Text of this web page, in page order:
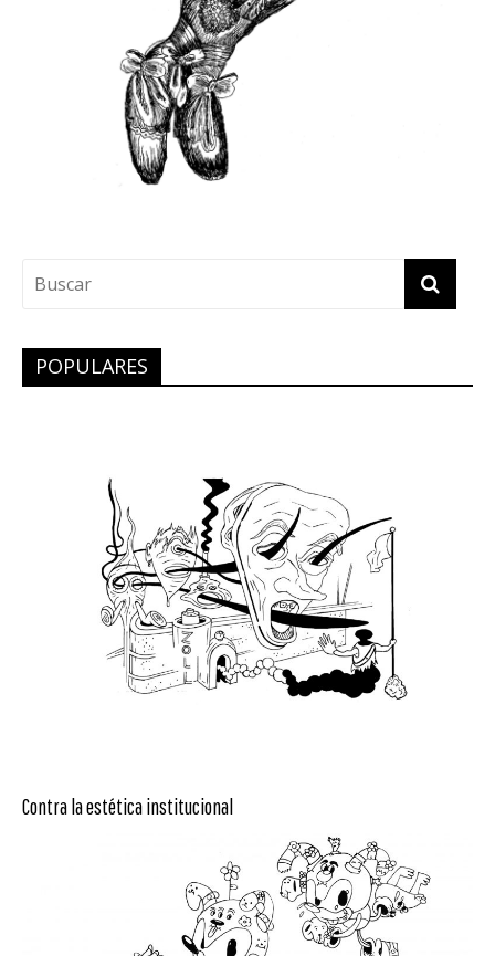
POPULARES
Contra la estética institucional